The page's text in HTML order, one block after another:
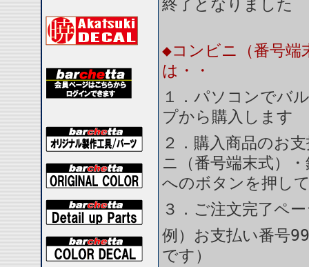
終了となりました
◆コンビニ（番号端
は・・
１．パソコンでバ
プから購入します
２．購入商品のお
ニ（番号端末式）
へのボタンを押し
３．ご注文完了ペ
例）お支払い番号
です）